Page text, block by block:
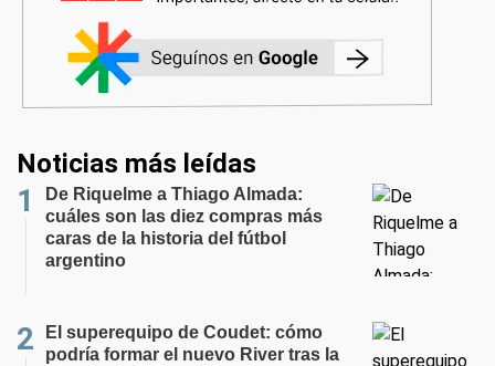
Noticias más leídas
De Riquelme a Thiago Almada:
cuáles son las diez compras más
caras de la historia del fútbol
argentino
El superequipo de Coudet: cómo
podría formar el nuevo River tras la